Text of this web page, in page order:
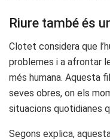
Riure també és
Clotet considera que
problemes i a afrontar
més humana. Aquesta
seves obres, on els
situacions quotidianes
Segons explica,